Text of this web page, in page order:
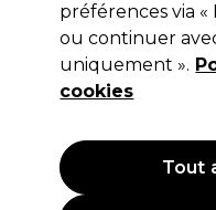
)
140,75 €Hors TVA
168,90 €TVA incluse)
préférences via «
ou continuer
uniquement ».
cookies
Tout